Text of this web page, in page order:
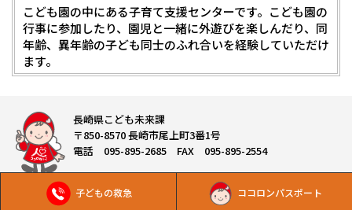
子どもの救急 ココロンパスポート
こども園の中にある子育て支援センターです。こども園の
行事に参加したり、園児と一緒に外遊びを楽しんだり、同
年齢、異年齢の子ども同士のふれ合いを経験していただけ
ます。
長崎県こども未来課
〒850-8570 長崎市尾上町3番1号
電話 095-895-2685 FAX 095-895-2554
Copyright © 長崎県こども未来課 All Rights Reserved.